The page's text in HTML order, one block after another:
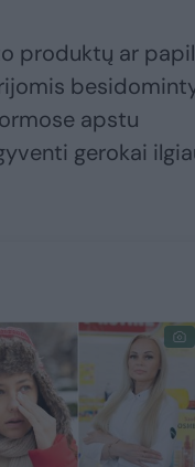
produktų ar
apstu
gerokai